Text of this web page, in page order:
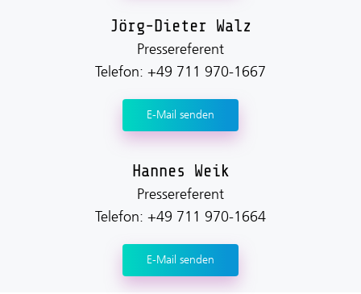
Jörg-Dieter Walz
Pressereferent
Telefon: +49 711 970-1667
E-Mail senden
Hannes Weik
Pressereferent
Telefon: +49 711 970-1664
E-Mail senden